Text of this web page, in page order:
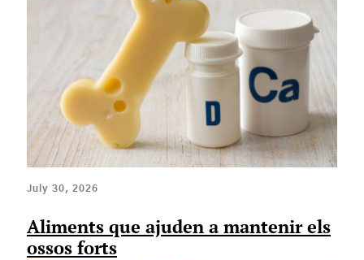
July 30, 2026
Aliments que ajuden a mantenir els
ossos forts